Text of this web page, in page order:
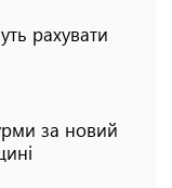
рахувати
за новий